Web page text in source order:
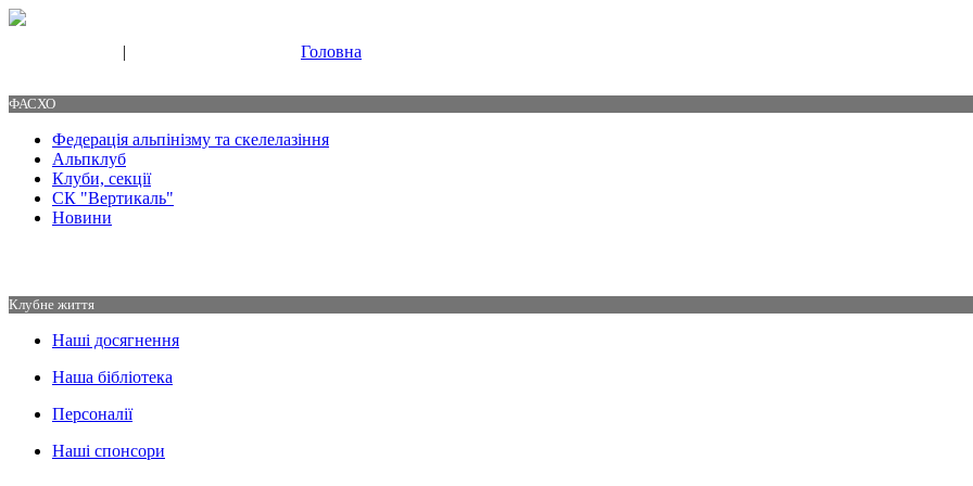
| Головна
ФАСХО
Федерація альпінізму та скелелазіння
Альпклуб
Клуби, секції
СК "Вертикаль"
Новини
Клубне життя
Наші досягнення
Наша бібліотека
Персоналії
Наші спонсори